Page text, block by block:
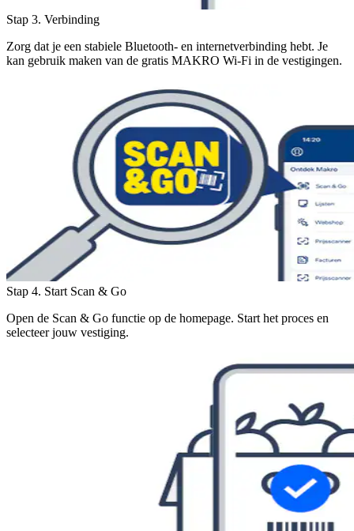
Stap 3. Verbinding
Zorg dat je een stabiele Bluetooth- en internetverbinding hebt. Je
kan gebruik maken van de gratis MAKRO Wi-Fi in de vestigingen.
Stap 4. Start Scan & Go
Open de Scan & Go functie op de homepage. Start het proces en
selecteer jouw vestiging.